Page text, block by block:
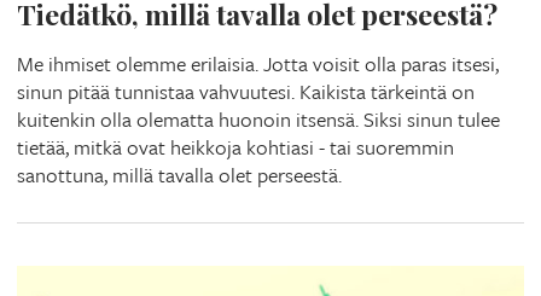
Tiedätkö, millä tavalla olet perseestä?
Me ihmiset olemme erilaisia. Jotta voisit olla paras itsesi,
sinun pitää tunnistaa vahvuutesi. Kaikista tärkeintä on
kuitenkin olla olematta huonoin itsensä. Siksi sinun tulee
tietää, mitkä ovat heikkoja kohtiasi - tai suoremmin
sanottuna, millä tavalla olet perseestä.